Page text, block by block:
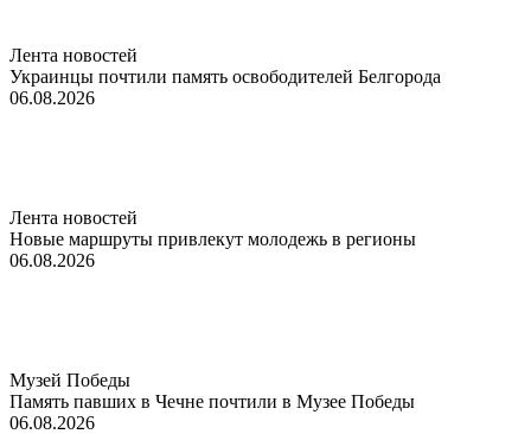
Лента новостей
Украинцы почтили память освободителей Белгорода
06.08.2026
Лента новостей
Новые маршруты привлекут молодежь в регионы
06.08.2026
Музей Победы
Память павших в Чечне почтили в Музее Победы
06.08.2026